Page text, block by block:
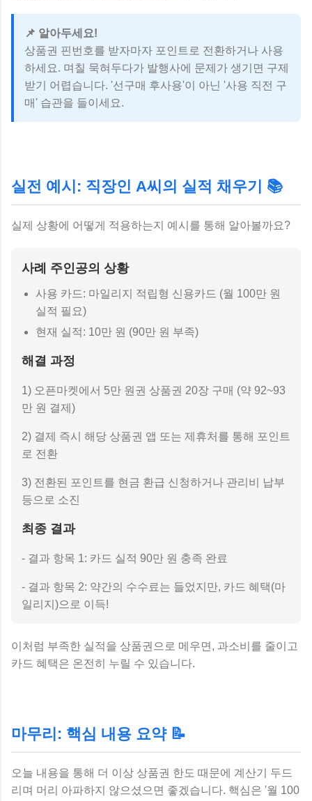
📌 알아두세요!
상품권 핀번호를 받자마자 포인트로 전환하거나 사용
하세요. 며칠 묵혀두다가 발행사에 문제가 생기면 구제
받기 어렵습니다. '선구매 후사용'이 아닌 '사용 직전 구
매' 습관을 들이세요.
실전 예시: 직장인 A씨의 실적 채우기 📚
실제 상황에 어떻게 적용하는지 예시를 통해 알아볼까요?
사례 주인공의 상황
사용 카드: 마일리지 적립형 신용카드 (월 100만 원
실적 필요)
현재 실적: 10만 원 (90만 원 부족)
해결 과정
1) 오픈마켓에서 5만 원권 상품권 20장 구매 (약 92~93
만 원 결제)
2) 결제 즉시 해당 상품권 앱 또는 제휴처를 통해 포인트
로 전환
3) 전환된 포인트를 현금 환급 신청하거나 관리비 납부
등으로 소진
최종 결과
- 결과 항목 1: 카드 실적 90만 원 충족 완료
- 결과 항목 2: 약간의 수수료는 들었지만, 카드 혜택(마
일리지)으로 이득!
이처럼 부족한 실적을 상품권으로 메우면, 과소비를 줄이고
카드 혜택은 온전히 누릴 수 있습니다.
마무리: 핵심 내용 요약 📝
오늘 내용을 통해 더 이상 상품권 한도 때문에 계산기 두드
리며 머리 아파하지 않으셨으면 좋겠습니다. 핵심은 '월 100